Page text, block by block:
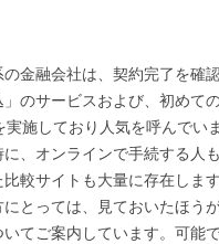
金融会社は、契約完了を確
のサービスおよび、初めて
施しており人気を呼んでいま
、オンラインで手続する人
較サイトも大量に存在します
とっては、見ておいたほう
てご案内しています。可能